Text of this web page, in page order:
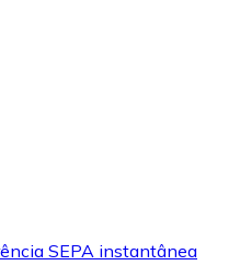
SEPA instantânea